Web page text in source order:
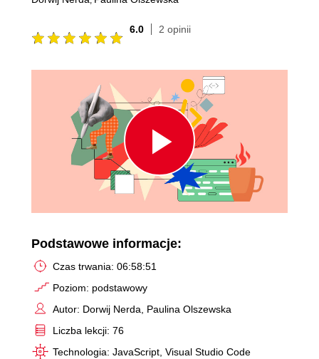
6.0 2 opinii
Play
Video
Podstawowe informacje:
Czas trwania: 06:58:51
Poziom: podstawowy
Autor: Dorwij Nerda, Paulina Olszewska
Liczba lekcji: 76
Technologia: JavaScript, Visual Studio Code